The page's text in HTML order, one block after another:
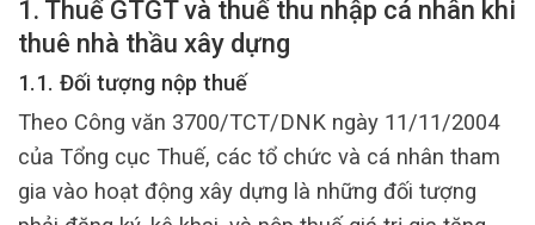
1. Thuế GTGT và thuế thu nhập cá nhân khi
thuê nhà thầu xây dựng
1.1. Đối tượng nộp thuế
Theo Công văn 3700/TCT/DNK ngày 11/11/2004
của Tổng cục Thuế, các tổ chức và cá nhân tham
gia vào hoạt động xây dựng là những đối tượng